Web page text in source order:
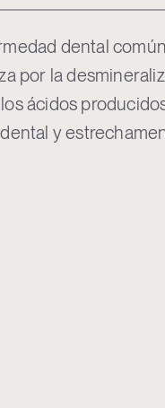
dental
por la
ácidos
y